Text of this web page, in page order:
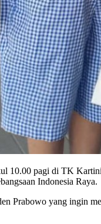
10.00 pagi di TK
Indonesia Raya.
Prabowo yang ingin